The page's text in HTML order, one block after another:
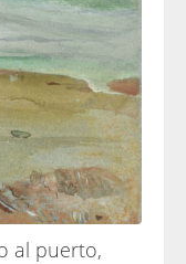
al puerto,